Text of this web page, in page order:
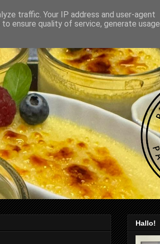
Hallo!
traffic. Your IP address and user-agent
ensure quality of service, generate usage